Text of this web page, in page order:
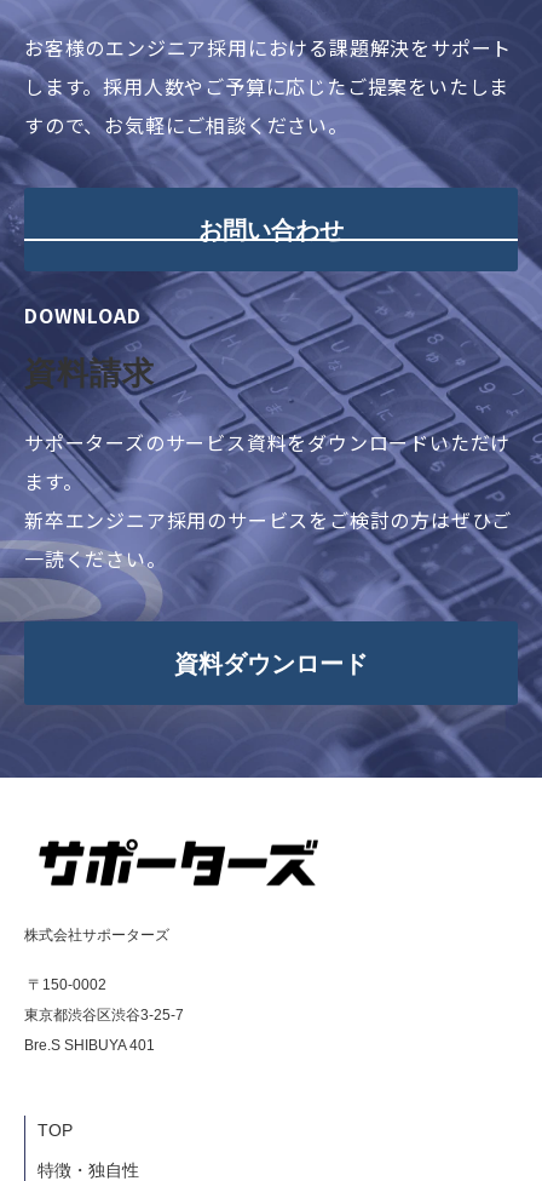
お客様のエンジニア採用における課題解決をサポート
します。採用人数やご予算に応じたご提案をいたしま
すので、お気軽にご相談ください。
お問い合わせ
DOWNLOAD
資料請求
サポーターズのサービス資料をダウンロードいただけ
ます。
新卒エンジニア採用のサービスをご検討の方はぜひご
一読ください。
資料ダウンロード
株式会社サポーターズ
〒150-0002
東京都渋谷区渋谷3-25-7
Bre.S SHIBUYA 401
TOP
特徴・独自性